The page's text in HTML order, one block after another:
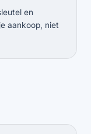
en
aankoop, niet